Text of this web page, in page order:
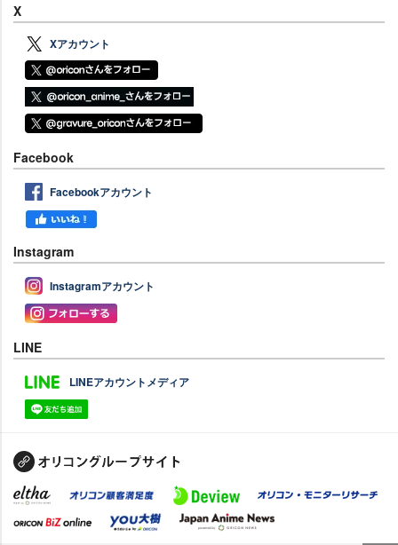
X
Xアカウント
Facebook
Facebookアカウント
Instagram
Instagramアカウント
LINE
LINEアカウントメディア